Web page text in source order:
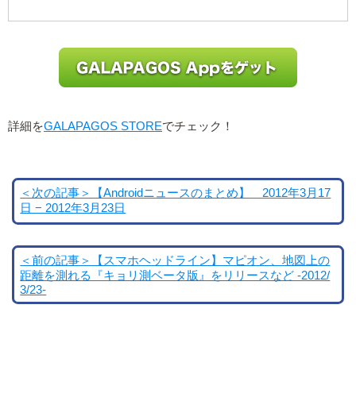
詳細をGALAPAGOS STOREでチェック！
＜次の記事＞【Androidニュースのまとめ】 2012年3月17
日 − 2012年3月23日
＜前の記事＞【スマホヘッドライン】マピオン、地図上の
距離を測れる『キョリ測ベータ版』をリリースなど -2012/
3/23-